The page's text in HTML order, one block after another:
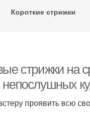
Короткие стрижки
стрижки на
проявить всю